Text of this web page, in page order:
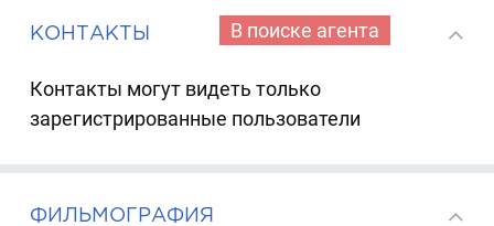
КОНТАКТЫ В поиске агента
Контакты могут видеть только
зарегистрированные пользователи
ФИЛЬМОГРАФИЯ